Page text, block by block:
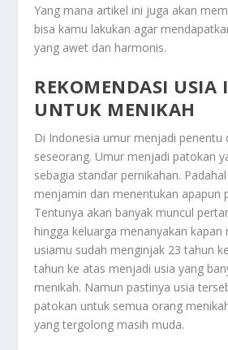
Yang mana artikel ini juga akan
bisa kamu lakukan agar
yang awet dan harmonis.
REKOMENDASI USIA
UNTUK MENIKAH
Di Indonesia umur menjadi penentu
seseorang. Umur menjadi patokan
sebagia standar pernikahan.
menjamin dan menentukan apapun
Tentunya akan banyak muncul
hingga keluarga menanyakan
usiamu sudah menginjak 23 tahun
tahun ke atas menjadi usia yang
menikah. Namun pastinya usia
patokan untuk semua orang
yang tergolong masih muda.